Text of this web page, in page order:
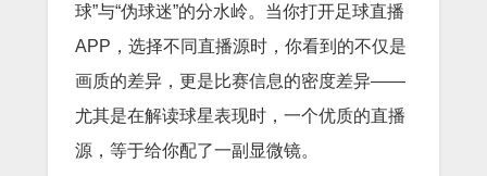
球”与“伪球迷”的分水岭。当你打开足球直播
APP，选择不同直播源时，你看到的不仅是
画质的差异，更是比赛信息的密度差异——
尤其是在解读球星表现时，一个优质的直播
源，等于给你配了一副显微镜。